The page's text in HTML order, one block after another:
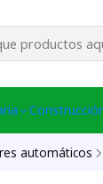
automáticos